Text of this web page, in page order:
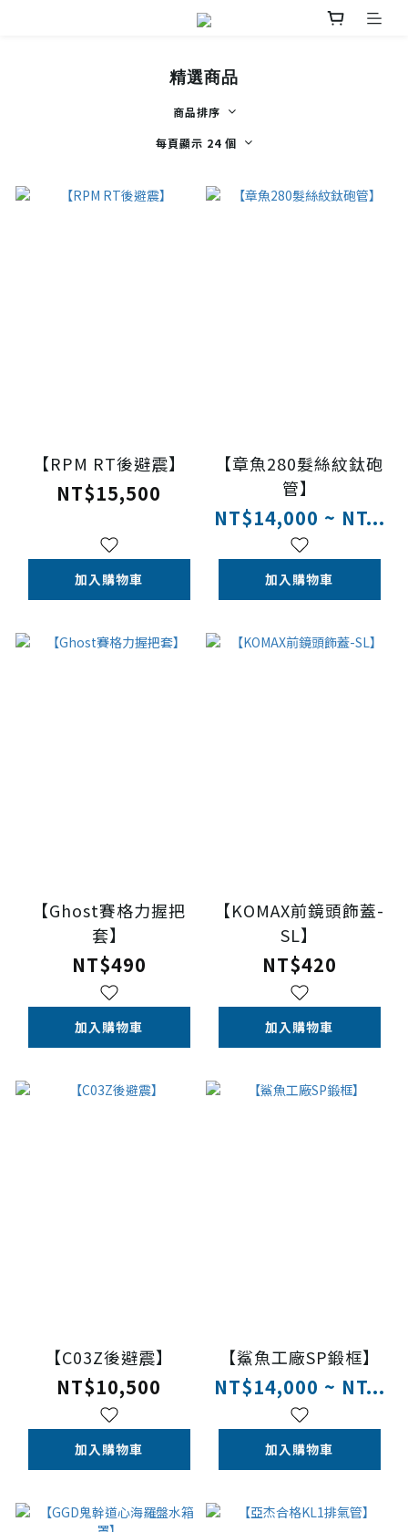
精選商品
商品排序
每頁顯示 24 個
【RPM RT後避震】
NT$15,500
加入購物車
【章魚280髮絲紋鈦砲
管】
NT$14,000 ~ NT...
加入購物車
【Ghost賽格力握把
套】
NT$490
加入購物車
【KOMAX前鏡頭飾蓋-
SL】
NT$420
加入購物車
【C03Z後避震】
NT$10,500
加入購物車
【鯊魚工廠SP鍛框】
NT$14,000 ~ NT...
加入購物車